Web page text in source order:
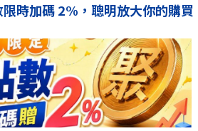
時加碼 2%，聰明放大你的購買